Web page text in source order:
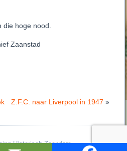
die hoge nood.
Zaanstad
Z.F.C. naar Liverpool in 1947 »
Historisch Zaandam